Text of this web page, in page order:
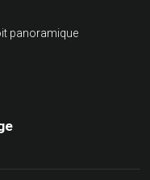
panoramique